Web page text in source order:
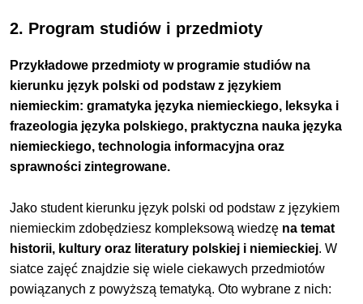
2. Program studiów i przedmioty
Przykładowe przedmioty w programie studiów na
kierunku język polski od podstaw z językiem
niemieckim: gramatyka języka niemieckiego, leksyka i
frazeologia języka polskiego, praktyczna nauka języka
niemieckiego, technologia informacyjna oraz
sprawności zintegrowane.
Jako student kierunku język polski od podstaw z językiem
niemieckim zdobędziesz kompleksową wiedzę na temat
historii, kultury oraz literatury polskiej i niemieckiej. W
siatce zajęć znajdzie się wiele ciekawych przedmiotów
powiązanych z powyższą tematyką. Oto wybrane z nich: